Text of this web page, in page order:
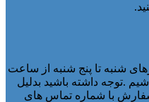
کاری از روزهای شنبه تا پنج شنبه از ساعت
میباشیم .توجه داشته باشید بدلیل
با شماره تماس های